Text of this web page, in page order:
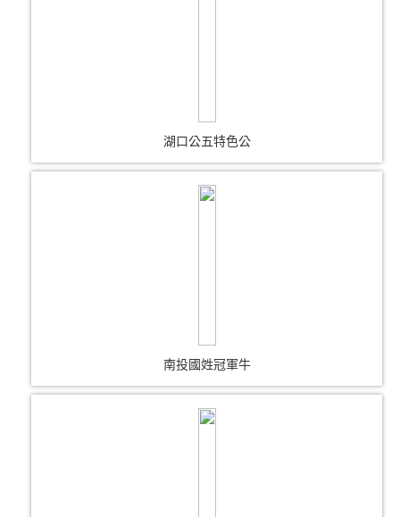
湖口公五特色公
南投國姓冠軍牛